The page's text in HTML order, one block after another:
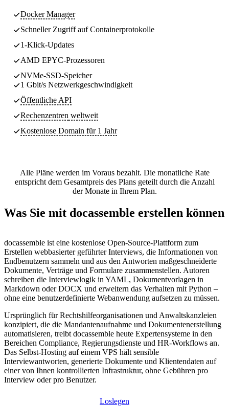
Docker Manager
Schneller Zugriff auf Containerprotokolle
1-Klick-Updates
AMD EPYC-Prozessoren
NVMe-SSD-Speicher
1 Gbit/s Netzwerkgeschwindigkeit
Öffentliche API
Rechenzentren weltweit
Kostenlose Domain für 1 Jahr
Alle Pläne werden im Voraus bezahlt. Die monatliche Rate
entspricht dem Gesamtpreis des Plans geteilt durch die Anzahl
der Monate in Ihrem Plan.
Was Sie mit docassemble erstellen können
docassemble ist eine kostenlose Open-Source-Plattform zum
Erstellen webbasierter geführter Interviews, die Informationen von
Endbenutzern sammeln und aus den Antworten maßgeschneiderte
Dokumente, Verträge und Formulare zusammenstellen. Autoren
schreiben die Interviewlogik in YAML, Dokumentvorlagen in
Markdown oder DOCX und erweitern das Verhalten mit Python –
ohne eine benutzerdefinierte Webanwendung aufsetzen zu müssen.
Ursprünglich für Rechtshilfeorganisationen und Anwaltskanzleien
konzipiert, die die Mandantenaufnahme und Dokumentenerstellung
automatisieren, treibt docassemble heute Expertensysteme in den
Bereichen Compliance, Regierungsdienste und HR-Workflows an.
Das Selbst-Hosting auf einem VPS hält sensible
Interviewantworten, generierte Dokumente und Klientendaten auf
einer von Ihnen kontrollierten Infrastruktur, ohne Gebühren pro
Interview oder pro Benutzer.
Loslegen